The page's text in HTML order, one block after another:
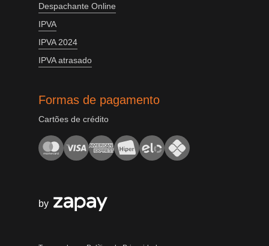
Despachante Online
IPVA
IPVA 2024
IPVA atrasado
Formas de pagamento
Cartões de crédito
by